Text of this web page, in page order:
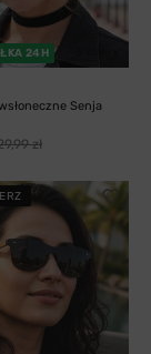
24H
Senja
zł